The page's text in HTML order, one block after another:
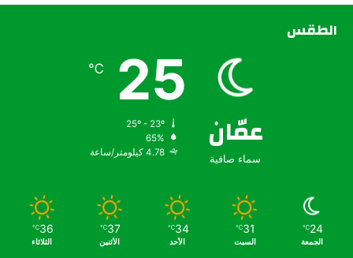
الطقس
عمّان
سماء صافية
25
℃
65%
4.78 كيلومتر/ساعة
24
℃
الجمعة
31
℃
السبت
34
℃
الأحد
37
℃
الأثنين
36
℃
الثلاثاء